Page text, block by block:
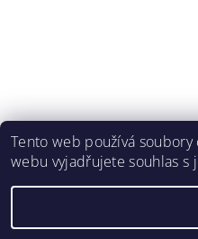
Tento web používá
webu vyjadřujete souhlas